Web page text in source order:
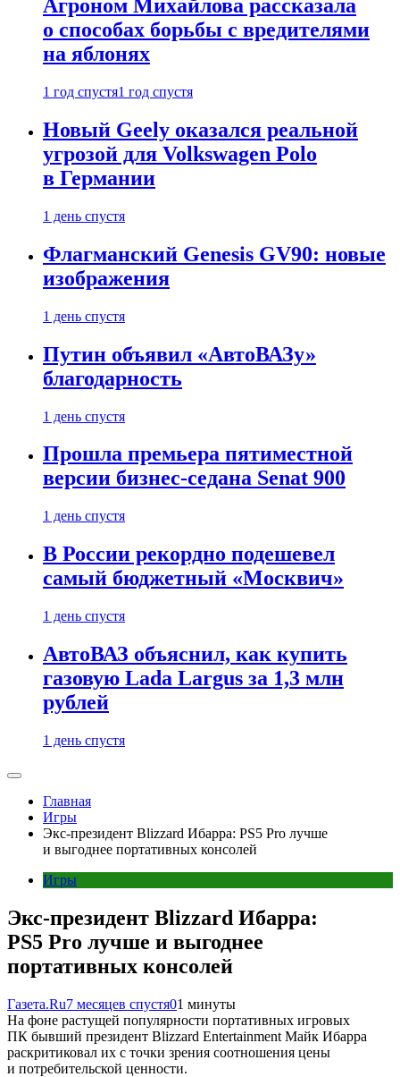
Агроном Михайлова рассказала
о способах борьбы с вредителями
на яблонях
1 год спустя1 год спустя
Новый Geely оказался реальной
угрозой для Volkswagen Polo
в Германии
1 день спустя
Флагманский Genesis GV90: новые
изображения
1 день спустя
Путин объявил «АвтоВАЗу»
благодарность
1 день спустя
Прошла премьера пятиместной
версии бизнес-седана Senat 900
1 день спустя
В России рекордно подешевел
самый бюджетный «Москвич»
1 день спустя
АвтоВАЗ объяснил, как купить
газовую Lada Largus за 1,3 млн
рублей
1 день спустя
Главная
Игры
Экс-президент Blizzard Ибарра: PS5 Pro лучше
и выгоднее портативных консолей
Игры
Экс-президент Blizzard Ибарра:
PS5 Pro лучше и выгоднее
портативных консолей
Газета.Ru7 месяцев спустя01 минуты
На фоне растущей популярности портативных игровых
ПК бывший президент Blizzard Entertainment Майк Ибарра
раскритиковал их с точки зрения соотношения цены
и потребительской ценности.